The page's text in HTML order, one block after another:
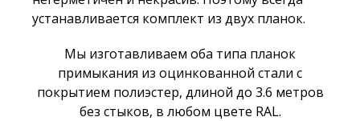
устанавливается комплект из двух планок.
Мы изготавливаем оба типа планок
примыкания из оцинкованной стали с
покрытием полиэстер, длиной до 3.6 метров
без стыков, в любом цвете RAL.